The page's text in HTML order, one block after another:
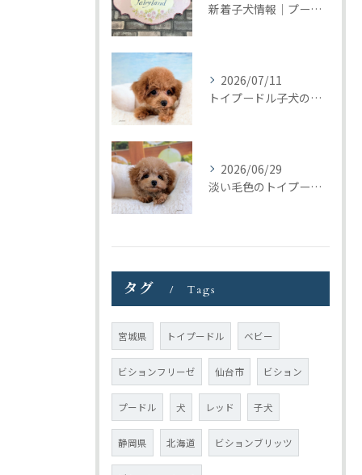
新着子犬情報｜プードル＆ビションプーの募集をまとめて開始しました
2026/07/11
トイプードル子犬の巣立ち｜トリミングの日に見つけたご縁
2026/06/29
淡い毛色のトイプードル女の子｜元気いっぱいの子犬が巣立ちました
タグ Tags
宮城県 トイプードル ベビー
ビションフリーゼ 仙台市 ビション
プードル 犬 レッド 子犬
静岡県 北海道 ビションブリッツ